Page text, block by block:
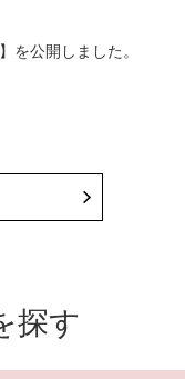
公開しました。
探す